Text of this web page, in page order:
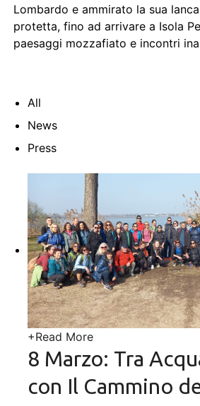
Lombardo e ammirato la sua
protetta, fino ad arrivare a Isola
paesaggi mozzafiato e incontri
All
News
Press
+Read More
8 Marzo: Tra
con Il Cammino